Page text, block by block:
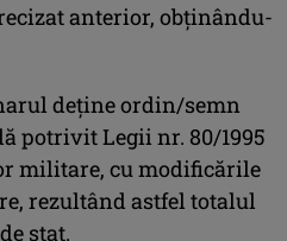
anterior, obținându-
deține ordin/semn
potrivit Legii nr. 80/1995
militare, cu modificările
rezultând astfel totalul
stat.